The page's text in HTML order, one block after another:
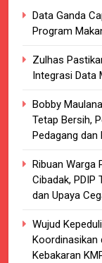
Data Ganda
Program
Zulhas
Integrasi Data
Bobby
Tetap Bersih,
Pedagang dan
Ribuan Warga
Cibadak, PDIP
dan Upaya
Wujud
Koordinasikan
Kebakaran